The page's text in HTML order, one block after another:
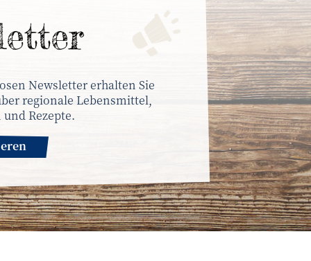
Newsletter erhalten Sie
regionale Lebensmittel,
Rezepte.